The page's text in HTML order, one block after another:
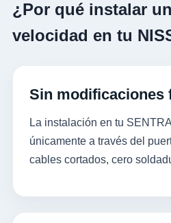
¿Por qué instalar
velocidad en tu
Sin modificaciones
La instalación en tu
únicamente a través del
cables cortados, cero